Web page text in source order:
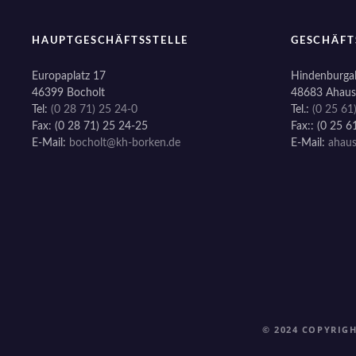
HAUPTGESCHÄFTSSTELLE
Europaplatz 17
46399 Bocholt
Tel: (0 28 71) 25 24-0
Fax: (0 28 71) 25 24-25
E-Mail: bocholt@kh-borken.de
48683 Ahaus
Tel.: (0 25
Fax:: (0 25
E-Mail:
© 2024